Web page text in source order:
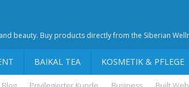
beauty. Buy products directly from the Siberian
BAIKAL TEA KOSMETIK & PFLEGE